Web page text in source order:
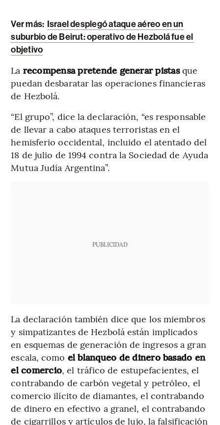
Ver más: Israel desplegó ataque aéreo en un
suburbio de Beirut: operativo de Hezbolá fue el
objetivo
La recompensa pretende generar pistasque
puedan desbaratar las operaciones financieras
de Hezbolá.
“El grupo”, dice la declaración, “es responsable
de llevar a cabo ataques terroristas en el
hemisferio occidental, incluido el atentado del
18 de julio de 1994 contra la Sociedad de Ayuda
Mutua Judía Argentina”.
PUBLICIDAD
La declaración también dice que los miembros
y simpatizantes de Hezbolá están implicados
en esquemas de generación de ingresos a gran
escala, como el blanqueo de dinero basado en
el comercio, el tráfico de estupefacientes, el
contrabando de carbón vegetal y petróleo, el
comercio ilícito de diamantes, el contrabando
de dinero en efectivo a granel, el contrabando
de cigarrillos y artículos de lujo, la falsificación